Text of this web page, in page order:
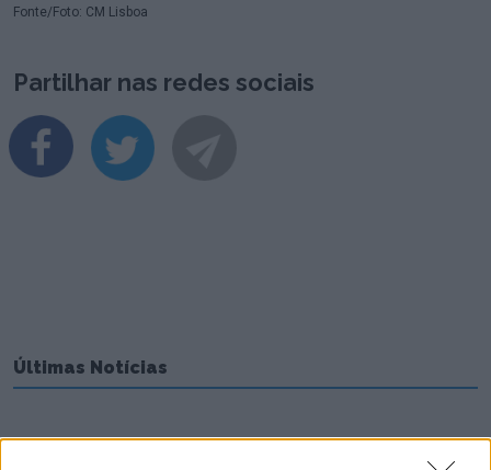
Fonte/Foto: CM Lisboa
Partilhar nas redes sociais
Últimas Notícias